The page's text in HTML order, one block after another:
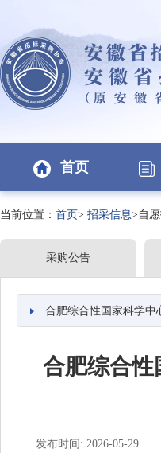
首页
当前位置： 首页> 招采信息>自
采购公告
合肥综合性国家科学中
合肥综合性
发布时间: 2026-05-29